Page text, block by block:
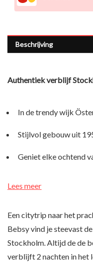
Beschrijving
Authentiek verblijf
In de trendy wijk
Stijlvol gebouw uit
Geniet elke ochtend
Lees meer
Een citytrip naar het
Bebsy vind je steevast
Stockholm. Altijd de de
verblijft 2 nachten in het